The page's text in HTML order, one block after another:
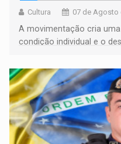
Cultura 07 de Agosto
A movimentação cria
condição individual e o